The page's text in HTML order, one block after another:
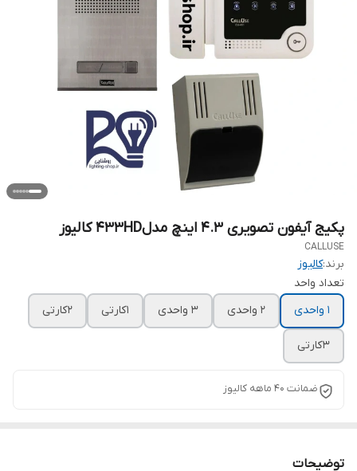
پکیج آیفون تصویری 4.3 اینچ مدل433HD کالیوز
CALLUSE
برند:کالیوز
تعداد واحد
1 واحدی
2 واحدی 3 واحدی 1 کارتی 2 کارتی
3 کارتی
ضمانت ۴۰ ماهه کالیوز
توضیحات